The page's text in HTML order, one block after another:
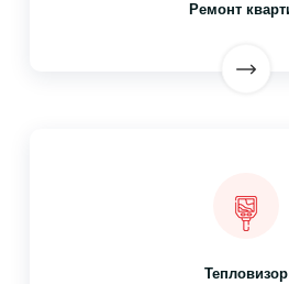
Ремонт
Тепловизор